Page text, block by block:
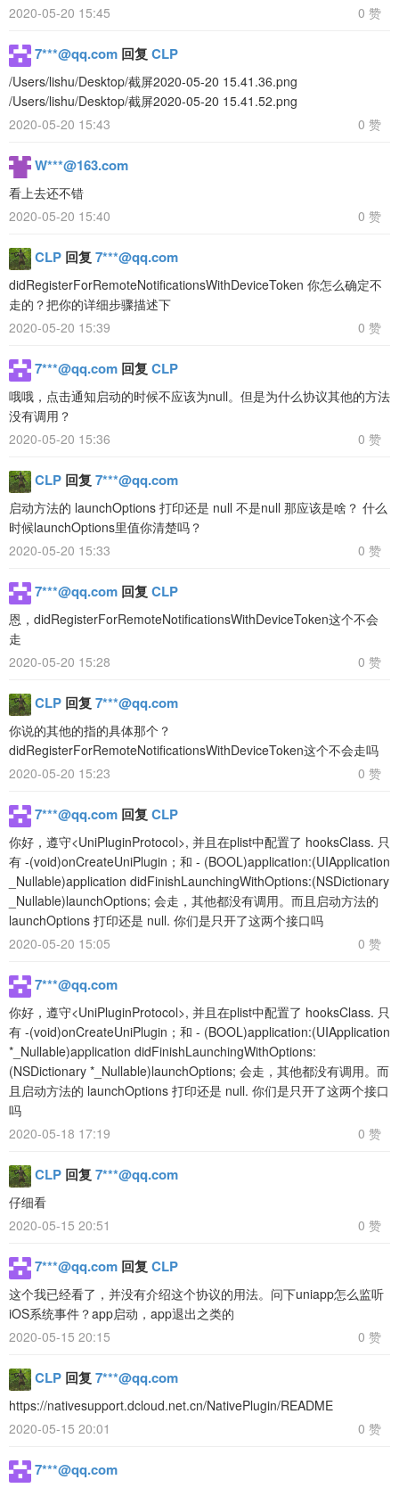
2020-05-20 15:45
0 赞
7***@qq.com 回复 CLP
/Users/lishu/Desktop/截屏2020-05-20 15.41.36.png
/Users/lishu/Desktop/截屏2020-05-20 15.41.52.png
2020-05-20 15:43
0 赞
W***@163.com
看上去还不错
2020-05-20 15:40
0 赞
CLP 回复 7***@qq.com
didRegisterForRemoteNotificationsWithDeviceToken 你怎么确定不
走的？把你的详细步骤描述下
2020-05-20 15:39
0 赞
7***@qq.com 回复 CLP
哦哦，点击通知启动的时候不应该为null。但是为什么协议其他的方法
没有调用？
2020-05-20 15:36
0 赞
CLP 回复 7***@qq.com
启动方法的 launchOptions 打印还是 null 不是null 那应该是啥？ 什么
时候launchOptions里值你清楚吗？
2020-05-20 15:33
0 赞
7***@qq.com 回复 CLP
恩，didRegisterForRemoteNotificationsWithDeviceToken这个不会
走
2020-05-20 15:28
0 赞
CLP 回复 7***@qq.com
你说的其他的指的具体那个？
didRegisterForRemoteNotificationsWithDeviceToken这个不会走吗
2020-05-20 15:23
0 赞
7***@qq.com 回复 CLP
你好，遵守<UniPluginProtocol>, 并且在plist中配置了 hooksClass. 只
有 -(void)onCreateUniPlugin；和 - (BOOL)application:(UIApplication
_Nullable)application didFinishLaunchingWithOptions:(NSDictionary
_Nullable)launchOptions; 会走，其他都没有调用。而且启动方法的
launchOptions 打印还是 null. 你们是只开了这两个接口吗
2020-05-20 15:05
0 赞
7***@qq.com
你好，遵守<UniPluginProtocol>, 并且在plist中配置了 hooksClass. 只
有 -(void)onCreateUniPlugin；和 - (BOOL)application:(UIApplication
*_Nullable)application didFinishLaunchingWithOptions:
(NSDictionary *_Nullable)launchOptions; 会走，其他都没有调用。而
且启动方法的 launchOptions 打印还是 null. 你们是只开了这两个接口
吗
2020-05-18 17:19
0 赞
CLP 回复 7***@qq.com
仔细看
2020-05-15 20:51
0 赞
7***@qq.com 回复 CLP
这个我已经看了，并没有介绍这个协议的用法。问下uniapp怎么监听
iOS系统事件？app启动，app退出之类的
2020-05-15 20:15
0 赞
CLP 回复 7***@qq.com
https://nativesupport.dcloud.net.cn/NativePlugin/README
2020-05-15 20:01
0 赞
7***@qq.com